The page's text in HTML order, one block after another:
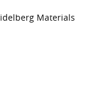
Materials